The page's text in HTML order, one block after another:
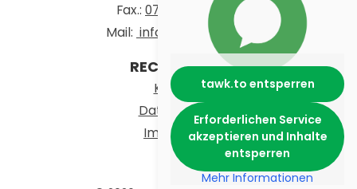
Fax.: 07131 72 44 6-10
Mail: info@schmieg.org
RECHTLICHES
Kontakt
Datenschutz
Impressum
tawk.to entsperren
Erforderlichen Service
akzeptieren und Inhalte
entsperren
Mehr Informationen